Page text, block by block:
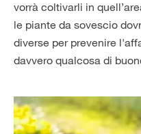
vorrà coltivarli in
le piante da sovescio
diverse per prevenire
davvero qualcosa di